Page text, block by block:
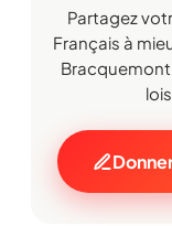
Partagez
Français à
Bracquemont